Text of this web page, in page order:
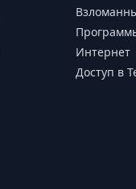
Интернет
Доступ в